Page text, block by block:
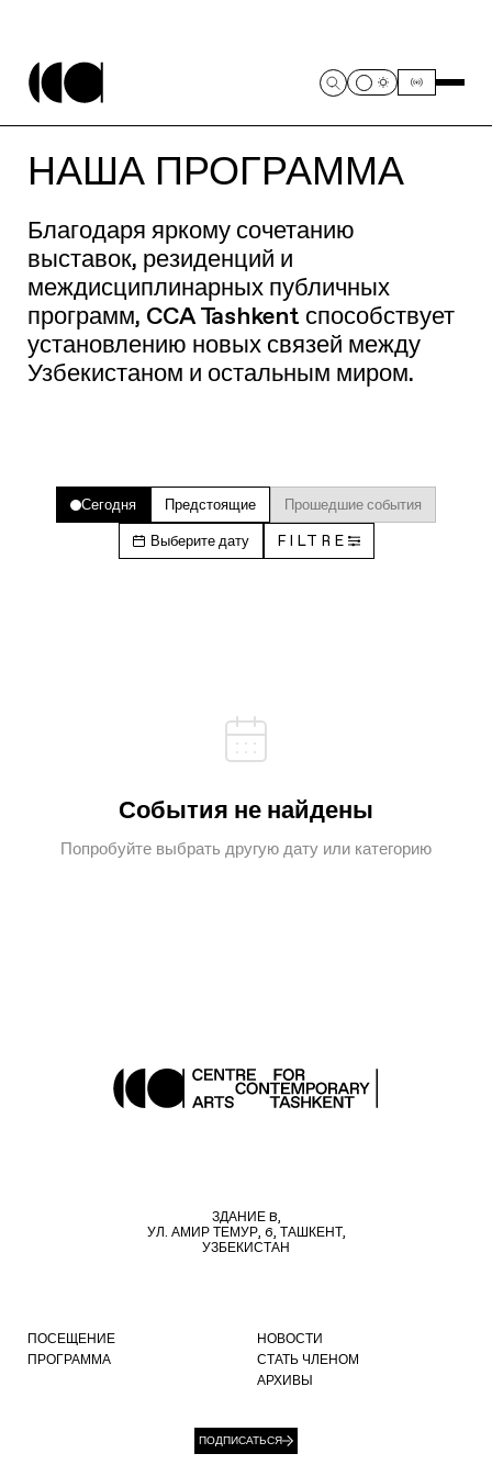
НАША ПРОГРАММА
Благодаря яркому сочетанию
выставок, резиденций и
междисциплинарных публичных
программ, CCA Tashkent способствует
установлению новых связей между
Узбекистаном и остальным миром.
Сегодня Предстоящие Прошедшие события
Выберите дату FILTRE
События не найдены
Попробуйте выбрать другую дату или категорию
ЗДАНИЕ B,
УЛ. АМИР ТЕМУР, 6, ТАШКЕНТ,
УЗБЕКИСТАН
ПОСЕЩЕНИЕ
ПРОГРАММА
НОВОСТИ
СТАТЬ ЧЛЕНОМ
АРХИВЫ
ПОДПИСАТЬСЯ